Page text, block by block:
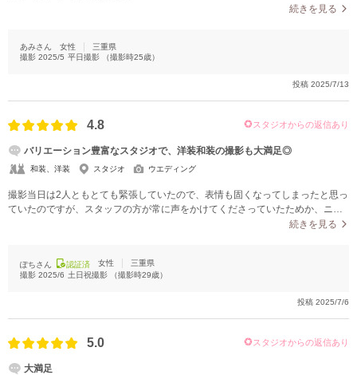
続きを見る
あみさん 女性
三重県
撮影 2025/5 平日撮影 （撮影時25歳）
投稿 2025/7/13
4.8 スタジオからの返信あり
バリエーション豊富なスタジオで、洋装和装の撮影も大満足◎
和装、洋装 スタジオ ウエディング
撮影当日は2人ともとても緊張していたので、表情も固くなってしまったと思っ
ていたのですが、スタッフの方が常に声をかけてくださっていたためか、ニッ
コリの写真もすごく自然な笑顔になっていて、嬉しかったです。バリエーショ
続きを見る
ぽちさん 認証済 女性
三重県
撮影 2025/6 土日祝撮影 （撮影時29歳）
投稿 2025/7/6
5.0 スタジオからの返信あり
大満足